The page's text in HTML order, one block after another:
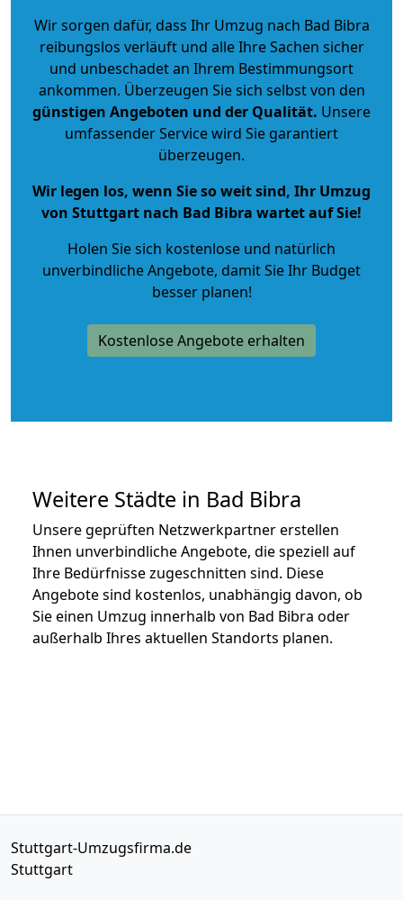
Wir sorgen dafür, dass Ihr Umzug nach Bad Bibra
reibungslos verläuft und alle Ihre Sachen sicher
und unbeschadet an Ihrem Bestimmungsort
ankommen. Überzeugen Sie sich selbst von den
günstigen Angeboten und der Qualität. Unsere
umfassender Service wird Sie garantiert
überzeugen.
Wir legen los, wenn Sie so weit sind, Ihr Umzug
von Stuttgart nach Bad Bibra wartet auf Sie!
Holen Sie sich kostenlose und natürlich
unverbindliche Angebote, damit Sie Ihr Budget
besser planen!
Kostenlose Angebote erhalten
Weitere Städte in Bad Bibra
Unsere geprüften Netzwerkpartner erstellen
Ihnen unverbindliche Angebote, die speziell auf
Ihre Bedürfnisse zugeschnitten sind. Diese
Angebote sind kostenlos, unabhängig davon, ob
Sie einen Umzug innerhalb von Bad Bibra oder
außerhalb Ihres aktuellen Standorts planen.
Stuttgart-Umzugsfirma.de
Stuttgart